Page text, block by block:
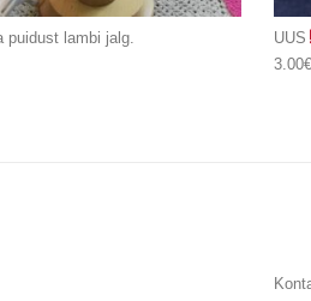
puidust lambi jalg.
UUS
3.00€